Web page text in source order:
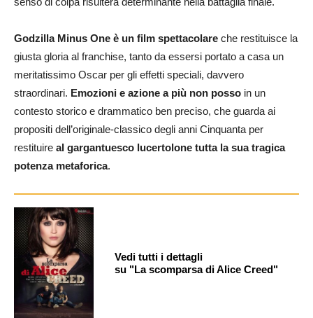
Godzilla Minus One è un film spettacolare che restituisce la
giusta gloria al franchise, tanto da essersi portato a casa un
meritatissimo Oscar per gli effetti speciali, davvero
straordinari. Emozioni e azione a più non posso in un
contesto storico e drammatico ben preciso, che guarda ai
propositi dell’originale-classico degli anni Cinquanta per
restituire al gargantuesco lucertolone tutta la sua tragica
potenza metaforica.
Vedi tutti i dettagli
su "La scomparsa di Alice Creed"